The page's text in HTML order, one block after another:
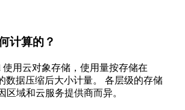
计算的？
使用云对象存储，使用量按存储在
数据压缩后大小计量。 各层级的存储
区域和云服务提供商而异。